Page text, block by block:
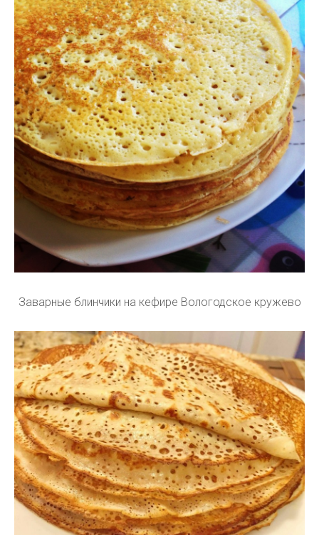
Заварные блинчики на кефире Вологодское кружево